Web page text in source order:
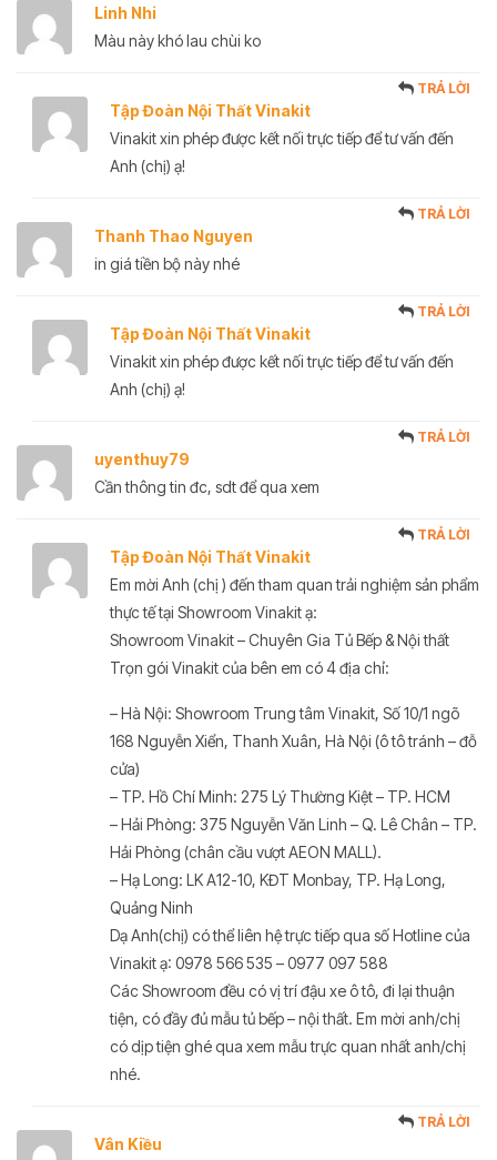
Linh Nhi
Màu này khó lau chùi ko
Tập Đoàn Nội Thất Vinakit
TRẢ LỜI
Vinakit xin phép được kết nối trực tiếp để tư vấn đến
Anh (chị) ạ!
Thanh Thao Nguyen
TRẢ LỜI
in giá tiền bộ này nhé
Tập Đoàn Nội Thất Vinakit
TRẢ LỜI
Vinakit xin phép được kết nối trực tiếp để tư vấn đến
Anh (chị) ạ!
uyenthuy79
TRẢ LỜI
Cần thông tin đc, sdt để qua xem
Tập Đoàn Nội Thất Vinakit
TRẢ LỜI
Em mời Anh (chị ) đến tham quan trải nghiệm sản phẩm
thực tế tại Showroom Vinakit ạ:
Showroom Vinakit – Chuyên Gia Tủ Bếp & Nội thất
Trọn gói Vinakit của bên em có 4 địa chỉ:
– Hà Nội: Showroom Trung tâm Vinakit, Số 10/1 ngõ
168 Nguyễn Xiển, Thanh Xuân, Hà Nội (ô tô tránh – đỗ
cửa)
– TP. Hồ Chí Minh: 275 Lý Thường Kiệt – TP. HCM
– Hải Phòng: 375 Nguyễn Văn Linh – Q. Lê Chân – TP.
Hải Phòng (chân cầu vượt AEON MALL).
– Hạ Long: LK A12-10, KĐT Monbay, TP. Hạ Long,
Quảng Ninh
Dạ Anh(chị) có thể liên hệ trực tiếp qua số Hotline của
Vinakit ạ: 0978 566 535 – 0977 097 588
Các Showroom đều có vị trí đậu xe ô tô, đi lại thuận
tiện, có đầy đủ mẫu tủ bếp – nội thất. Em mời anh/chị
có dịp tiện ghé qua xem mẫu trực quan nhất anh/chị
nhé.
Vân Kiều
TRẢ LỜI